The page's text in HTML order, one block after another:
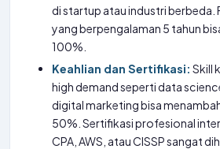
di startup atau industri berbeda.
yang berpengalaman 5 tahun
100%.
Keahlian dan Sertifikasi: Skill
high demand seperti data
digital marketing bisa
50%. Sertifikasi profesional
CPA, AWS, atau CISSP sangat